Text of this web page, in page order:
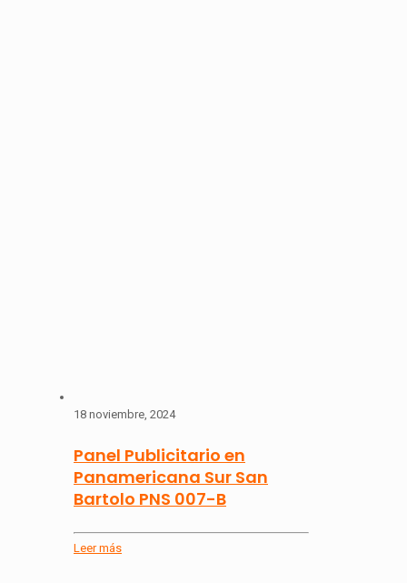
18 noviembre, 2024
Panel Publicitario en
Panamericana Sur San
Bartolo PNS 007-B
Leer más